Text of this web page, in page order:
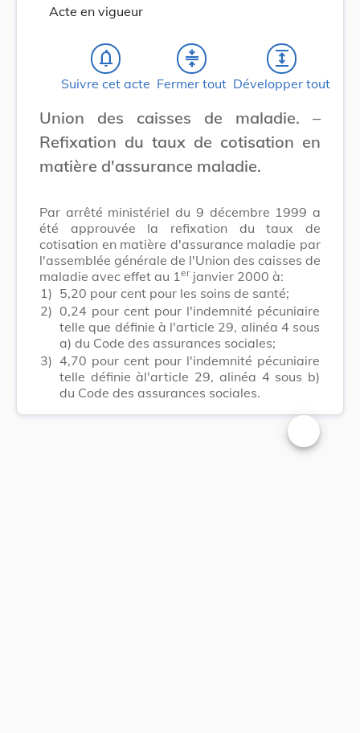
Acte en vigueur
notifications_none
Suivre cet acte
compress
Fermer tout
expand
Développer tout
Union des caisses de maladie. –
Refixation du taux de cotisation en
matière d'assurance maladie.
Par arrêté ministériel du 9 décembre 1999 a
été approuvée la refixation du taux de
cotisation en matière d'assurance maladie par
l'assemblée générale de l'Union des caisses de
maladie avec effet au 1 erjanvier 2000 à:
1) 5,20 pour cent pour les soins de santé;
2) 0,24 pour cent pour l'indemnité pécuniaire
telle que définie à l'article 29, alinéa 4 sous
a) du Code des assurances sociales;
3) 4,70 pour cent pour l'indemnité pécuniaire
telle définie àl'article 29, alinéa 4 sous b)
du Code des assurances sociales.
Changer la